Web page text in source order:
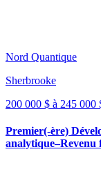
Nord Quantique
Sherbrooke
200 000 $ à 245 000
Premier(-ère)
analytique–Revenu